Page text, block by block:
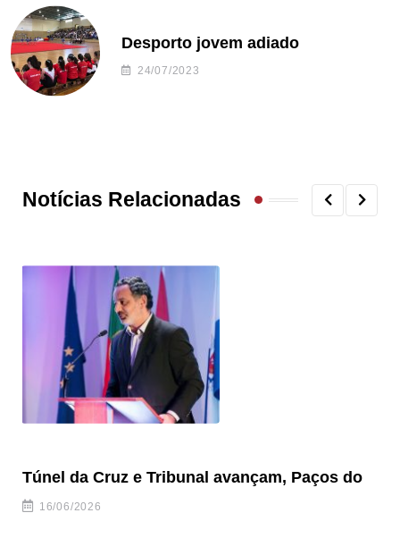
Desporto jovem adiado
24/07/2023
Notícias Relacionadas
Túnel da Cruz e Tribunal avançam, Paços do
16/06/2026